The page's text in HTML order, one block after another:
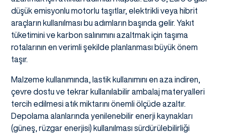
düşük emisyonlu motorlu taşıtlar, elektrikli veya hibrit
araçların kullanılması bu adımların başında gelir. Yakıt
tüketimini ve karbon salınımını azaltmak için taşıma
rotalarının en verimli şekilde planlanması büyük önem
taşır.
Malzeme kullanımında, lastik kullanımını en aza indiren,
çevre dostu ve tekrar kullanılabilir ambalaj materyalleri
tercih edilmesi atık miktarını önemli ölçüde azaltır.
Depolama alanlarında yenilenebilir enerji kaynakları
(güneş, rüzgar enerjisi) kullanılması sürdürülebilirliği